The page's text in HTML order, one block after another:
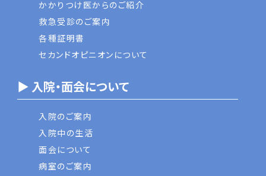
かかりつけ医からのご紹介
救急受診のご案内
各種証明書
セカンドオピニオンについて
▶ 入院・面会について
入院のご案内
入院中の生活
面会について
病室のご案内